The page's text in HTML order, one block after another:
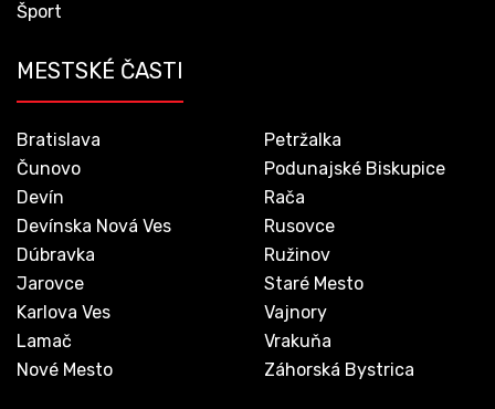
Šport
MESTSKÉ ČASTI
Bratislava
Čunovo
Devín
Devínska Nová Ves
Dúbravka
Jarovce
Karlova Ves
Lamač
Nové Mesto
Petržalka
Podunajské Biskupice
Rača
Rusovce
Ružinov
Staré Mesto
Vajnory
Vrakuňa
Záhorská Bystrica